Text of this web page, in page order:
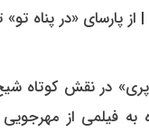
در نقش کوتاه
به فیلمی از